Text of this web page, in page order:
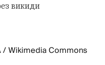
викиди
/ Wikimedia Commons